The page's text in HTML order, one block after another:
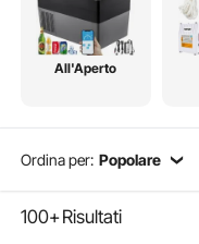
All'Aperto
Ordina per: Popolare
100+Risultati